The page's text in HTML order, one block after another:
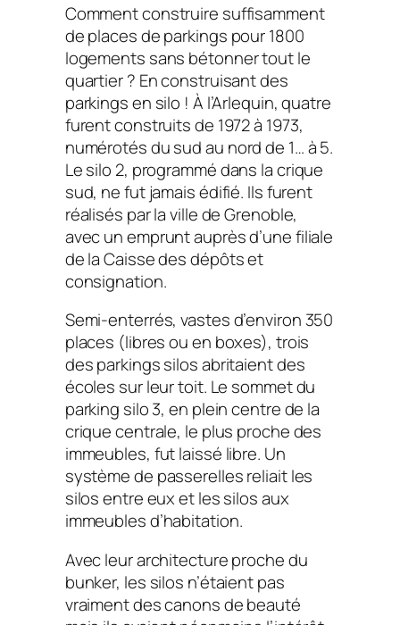
Comment construire suffisamment
de places de parkings pour 1800
logements sans bétonner tout le
quartier ? En construisant des
parkings en silo ! À l’Arlequin, quatre
furent construits de 1972 à 1973,
numérotés du sud au nord de 1… à 5.
Le silo 2, programmé dans la crique
sud, ne fut jamais édifié. Ils furent
réalisés par la ville de Grenoble,
avec un emprunt auprès d’une filiale
de la Caisse des dépôts et
consignation.
Semi-enterrés, vastes d’environ 350
places (libres ou en boxes), trois
des parkings silos abritaient des
écoles sur leur toit. Le sommet du
parking silo 3, en plein centre de la
crique centrale, le plus proche des
immeubles, fut laissé libre. Un
système de passerelles reliait les
silos entre eux et les silos aux
immeubles d’habitation.
Avec leur architecture proche du
bunker, les silos n’étaient pas
vraiment des canons de beauté